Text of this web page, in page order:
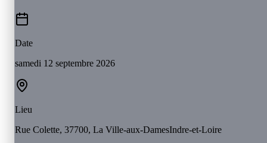
Date
samedi 12 septembre 2026
Lieu
Rue Colette, 37700, La Ville-aux-DamesIndre-et-Loire